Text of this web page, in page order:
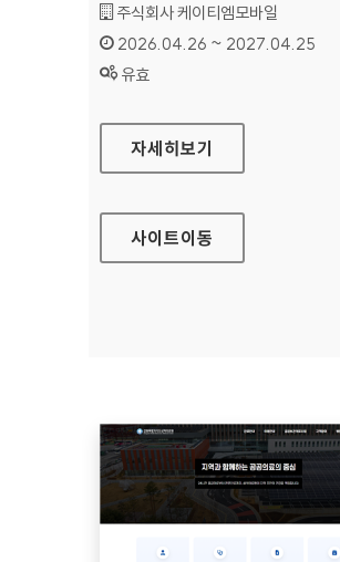
기관명 :
주식회사 케이티엠모바일
인증기간 :
2026.04.26 ~ 2027.04.25
상태 :
유효
KT M MOBILE 다이렉트몰
자세히보기
사이트이동